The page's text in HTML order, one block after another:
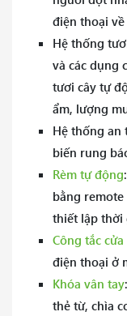
điện thoại
Hệ thống
và các dụng
tươi cây tự
ẩm, lượng
Hệ thống an
biến rung
Rèm tự động
bằng
thiết lập thời
Công tắc
điện thoại ở
Khóa vân tay
thẻ từ, chìa